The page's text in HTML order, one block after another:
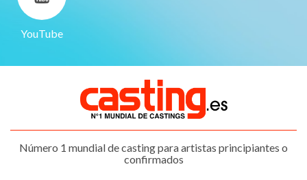
YouTube
Número 1 mundial de casting para artistas principiantes o
confirmados